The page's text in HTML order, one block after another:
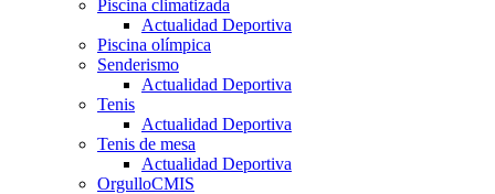
Piscina climatizada
Actualidad Deportiva
Piscina olímpica
Senderismo
Actualidad Deportiva
Tenis
Actualidad Deportiva
Tenis de mesa
Actualidad Deportiva
OrgulloCMIS